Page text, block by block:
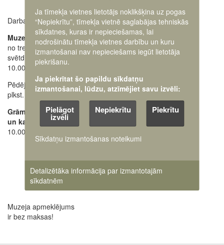
Darba laiki:
Muzejs atvērts:
no trešdienas līdz
svētdienai
10.00 - 18.00
Pēdējos apmeklētājus ielaiž
plkst. 17.30
Grāmatu tirdzniecības
un kases darba laiks:
10.00 - 17.45
Muzeja administrācija
+371 63616238
Ekskursiju pieteikšana
+371 28662648
Oficiālais e-pasts:
pasts@karamuzejs.lv
Raksti mums uz e-adresi
Muzeja apmeklējums
ir bez maksas!
Ja tīmekļa vietnes lietotājs noklikšķina uz pogas
“Nepiekrītu”, tīmekļa vietnē saglabājas tehniskās
sīkdatnes, kuras ir nepieciešamas, lai
nodrošinātu tīmekļa vietnes darbību un kuru
izmantošanai nav nepieciešams iegūt lietotāja
piekrišanu.
Ja piekrītat šo papildu sīkdatņu
izmantošanai, lūdzu, atzīmējiet savu izvēli:
Pielāgot
izvēli
Nepiekrītu Piekrītu
Sīkdatņu izmantošanas noteikumi
Detalizētāka informācija par izmantotajām
sīkdatnēm